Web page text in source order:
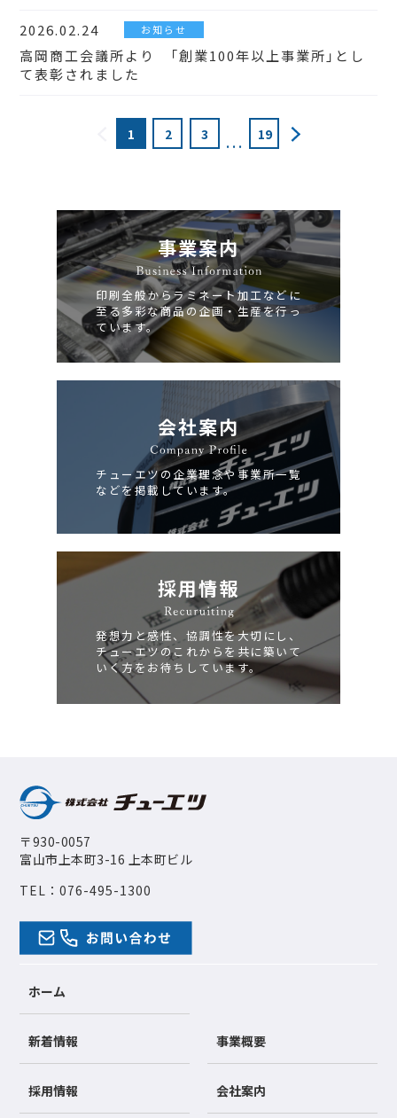
2026.02.24 お知らせ
高岡商工会議所より 「創業100年以上事業所」とし
て表彰されました
1 2 3 ... 19
事業案内
印刷全般からラミネート加工などに
至る多彩な商品の企画・生産を行っ
ています。
会社案内
チューエツの企業理念や事業所一覧
などを掲載しています。
採用情報
発想力と感性、協調性を大切にし、
チューエツのこれからを共に築いて
いく方をお待ちしています。
〒930-0057
富山市上本町3-16 上本町ビル
TEL：076-495-1300
ホーム
事業概要
新着情報
会社案内
採用情報